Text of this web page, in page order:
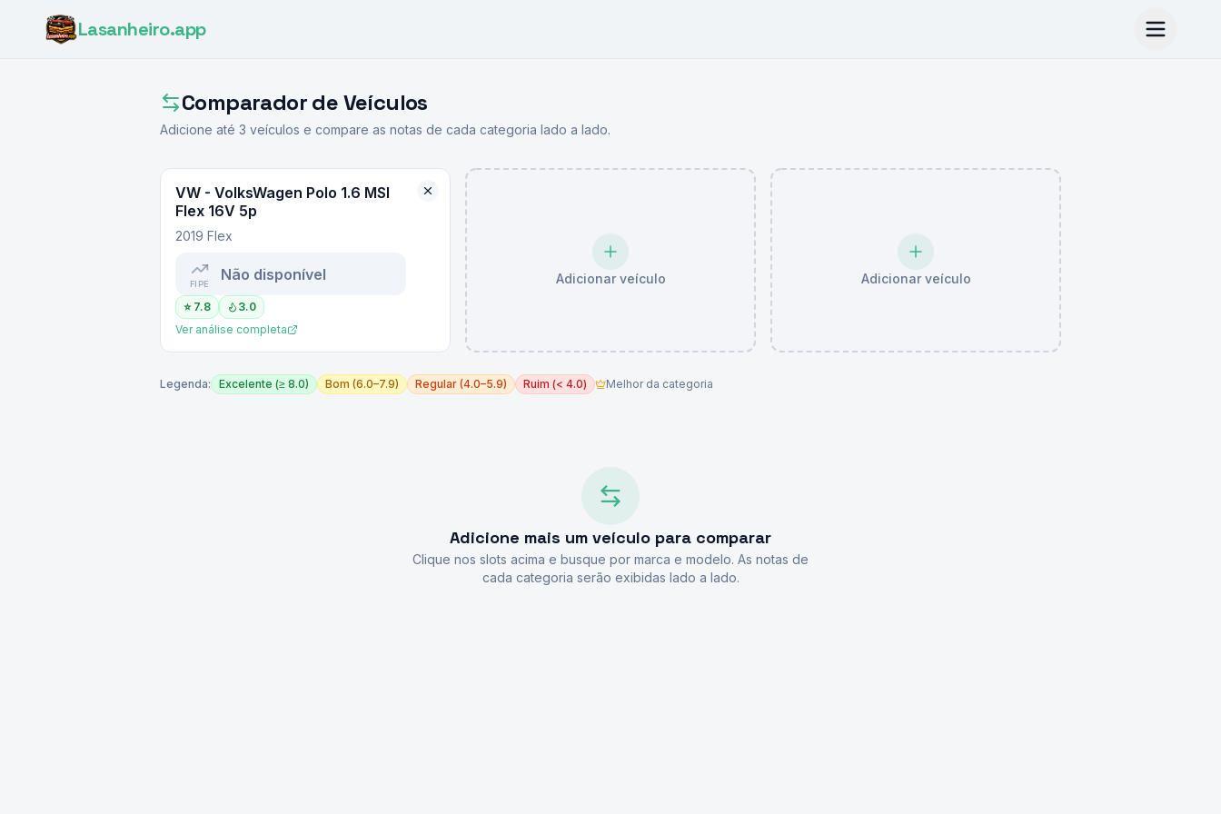
Lasanheiro.app
Comparador de Veículos
Adicione até 3 veículos e compare as notas de cada categoria lado a lado.
VW - VolksWagen Polo 1.6 MSI
Flex 16V 5p
2019 Flex
FIPE
Não disponível
⭐ 7.8
3.0
Ver análise completa
Adicionar veículo Adicionar veículo
Legenda: Excelente (≥ 8.0) Bom (6.0–7.9) Regular (4.0–5.9) Ruim (< 4.0) Melhor da categoria
Adicione mais um veículo para comparar
Clique nos slots acima e busque por marca e modelo. As notas de
cada categoria serão exibidas lado a lado.